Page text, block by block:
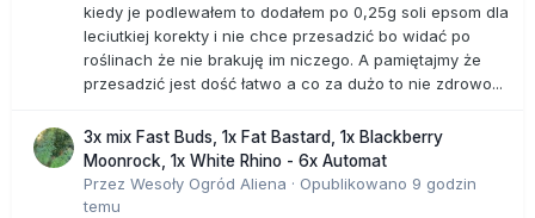
kiedy je podlewałem to dodałem po 0,25g soli epsom dla
leciutkiej korekty i nie chce przesadzić bo widać po
roślinach że nie brakuję im niczego. A pamiętajmy że
przesadzić jest dość łatwo a co za dużo to nie zdrowo...
3x mix Fast Buds, 1x Fat Bastard, 1x Blackberry
Moonrock, 1x White Rhino - 6x Automat
Przez Wesoły Ogród Aliena · Opublikowano 9 godzin
temu